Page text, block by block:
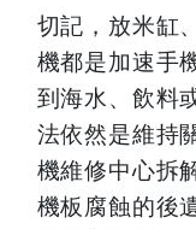
切記，放米缸
機都是加速手
到海水、飲料
法依然是維持
機維修中心拆
機板腐蝕的後